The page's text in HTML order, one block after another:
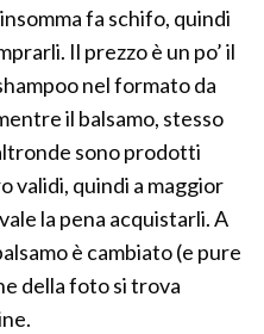
fa schifo, quindi
Il prezzo è un po’ il
nel formato da
il balsamo, stesso
sono prodotti
validi, quindi a maggior
la pena acquistarli. A
è cambiato (e pure
della foto si trova